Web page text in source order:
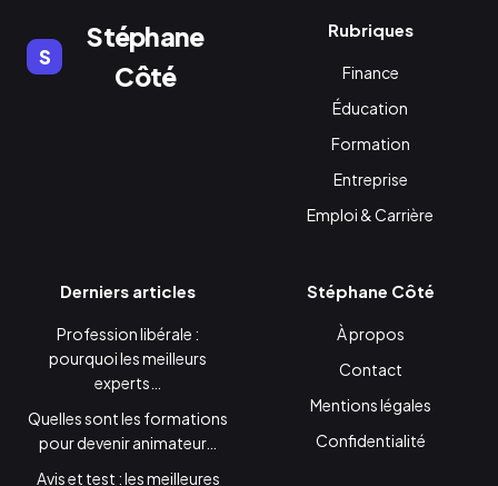
S
Stéphane
Côté
Rubriques
Finance
Éducation
Formation
Entreprise
Emploi & Carrière
Derniers articles
Profession libérale :
pourquoi les meilleurs
experts…
Quelles sont les formations
pour devenir animateur…
Avis et test : les meilleures
Stéphane Côté
À propos
Contact
Mentions légales
Confidentialité